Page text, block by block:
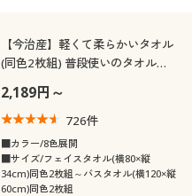
【今治産】軽くて柔らかいタオル
(同色2枚組) 普段使いのタオルを
2,189円～
726件
■カラー/8色展開
■サイズ/フェイスタオル(横80×縦
34cm)同色2枚組～バスタオル(横120×縦
60cm)同色2枚組